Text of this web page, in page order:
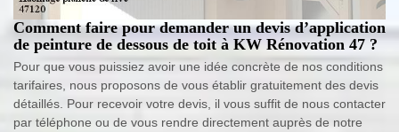
Comment faire pour demander un devis d’application
de peinture de dessous de toit à KW Rénovation 47 ?
Pour que vous puissiez avoir une idée concrète de nos conditions
tarifaires, nous proposons de vous établir gratuitement des devis
détaillés. Pour recevoir votre devis, il vous suffit de nous contacter
par téléphone ou de vous rendre directement auprès de notre